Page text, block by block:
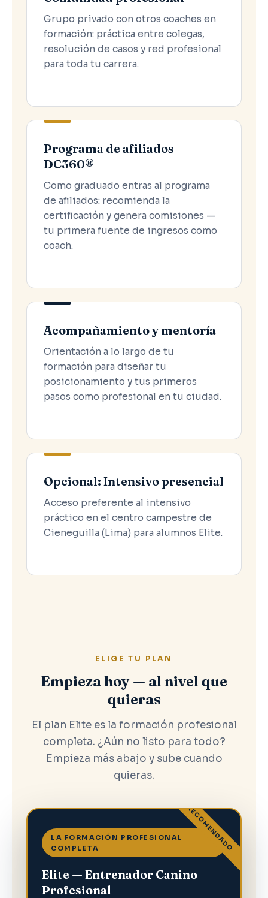
Grupo privado con otros coaches en
formación: práctica entre colegas,
resolución de casos y red profesional
para toda tu carrera.
Programa de afiliados
DC360®
Como graduado entras al programa
de afiliados: recomienda la
certificación y genera comisiones —
tu primera fuente de ingresos como
coach.
Acompañamiento y mentoría
Orientación a lo largo de tu
formación para diseñar tu
posicionamiento y tus primeros
pasos como profesional en tu ciudad.
Opcional: Intensivo presencial
Acceso preferente al intensivo
práctico en el centro campestre de
Cieneguilla (Lima) para alumnos Elite.
ELIGE TU PLAN
Empieza hoy — al nivel que
quieras
El plan Elite es la formación profesional
completa. ¿Aún no listo para todo?
Empieza más abajo y sube cuando
quieras.
RECOMENDADO
LA FORMACIÓN PROFESIONAL
COMPLETA
Elite — Entrenador Canino
Profesional